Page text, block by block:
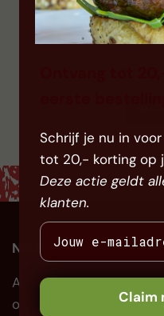
NIKS MISSEN?
Aanbiedingen, BBQ
ons assortiment? Laat
Schrijf je nu in
tot 20,- korting op
Deze actie geldt
klanten.
Claim